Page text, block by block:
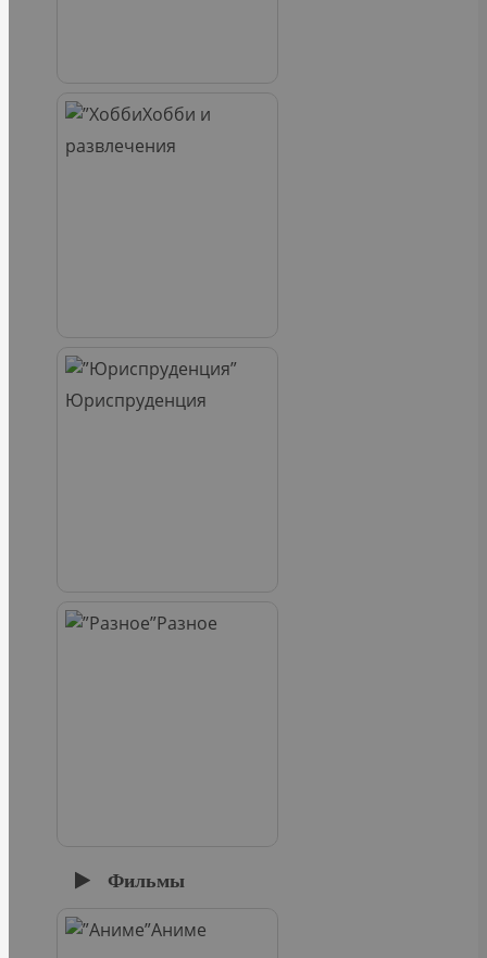
Хобби и
развлечения
Юриспруденция
Разное
Фильмы
Аниме